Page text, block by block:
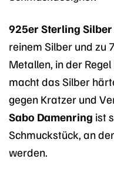
925er Sterling Silber
reinem Silber und zu
Metallen, in der
macht das Silber
gegen Kratzer und
Sabo Damenring ist
Schmuckstück, an
werden.